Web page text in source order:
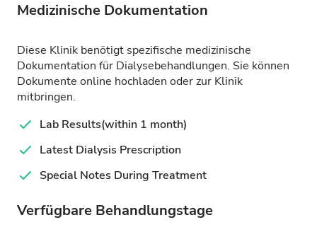
Medizinische Dokumentation
Diese Klinik benötigt spezifische medizinische
Dokumentation für Dialysebehandlungen. Sie können
Dokumente online hochladen oder zur Klinik
mitbringen.
Lab Results(within 1 month)
Latest Dialysis Prescription
Special Notes During Treatment
Verfügbare Behandlungstage